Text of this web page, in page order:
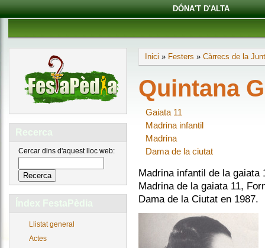
DÓNA'T D'ALTA
Recerca
Cercar dins d'aquest lloc web:
Índex FestaPèdia
Llistat general
Actes
Inici » Festers » Càrrecs de la
Quintana
Gaiata 11
Madrina infantil
Madrina
Dama de la ciutat
Madrina infantil de la gaiata
Madrina de la gaiata 11,
Dama de la Ciutat en 1987.